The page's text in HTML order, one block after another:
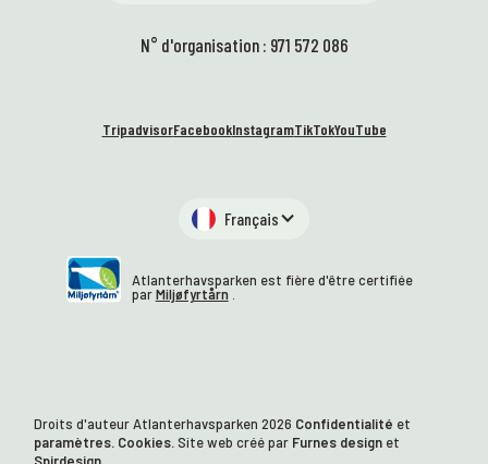
N° d'organisation : 971 572 086
TripadvisorFacebookInstagramTikTokYouTube
Français
Atlanterhavsparken est fière d'être certifiée
parMiljøfyrtårn.
Droits d'auteur Atlanterhavsparken2026 Confidentialité et
paramètres. Cookies.Site web créé par Furnes design et